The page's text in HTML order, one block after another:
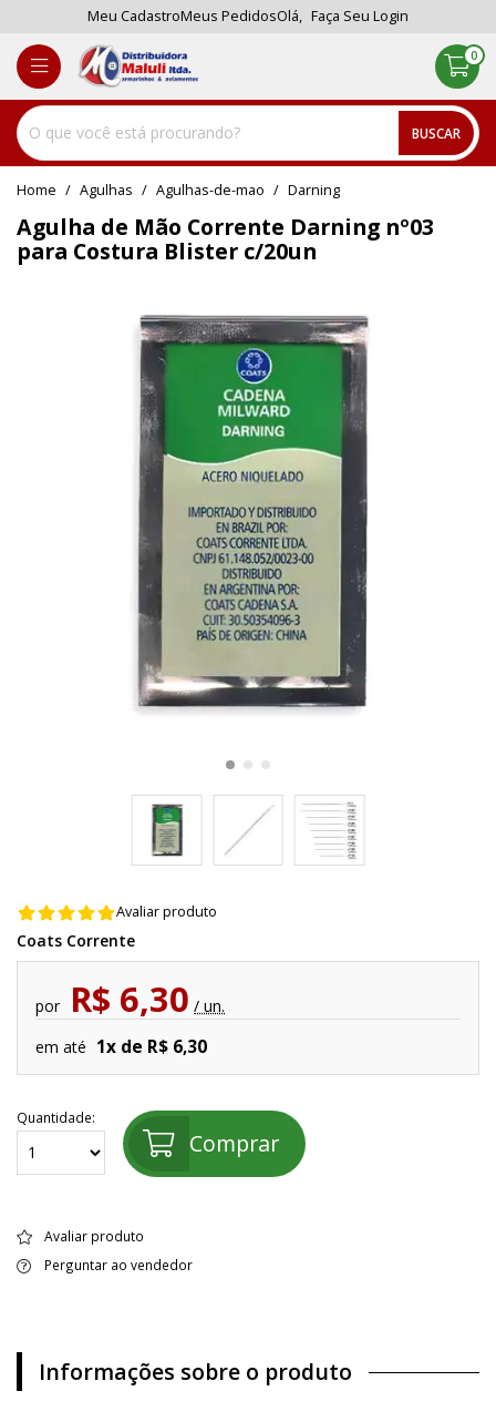
Meu CadastroMeus PedidosOlá, Faça Seu Login
BUSCAR
0
home Agulhas agulhas-de-mao darning
Agulha de Mão Corrente Darning nº03
para Costura Blister c/20un
Avaliar produto
Coats Corrente
por R$ 6,30 / un.
em até 1x de R$ 6,30
Quantidade:
Comprar
Avaliar produto
Perguntar ao vendedor
Informações sobre o produto